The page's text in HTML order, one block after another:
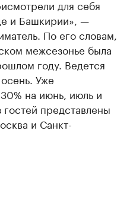
для себя
и Башкирии», —
По его словам,
межсезонье была
году. Ведется
Уже
на июнь, июль и
представлены
и Санкт-